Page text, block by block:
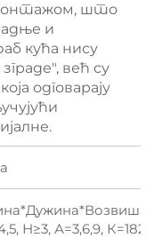
што
и
кућа нису
већ су
одговарају
Н≥3, А=3,6,9,